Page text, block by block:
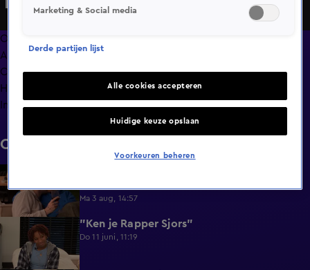
Overzicht
Afleveringen
Clips
Hoe is het nu met?
Info
Clips
6:32
Ma 3 aug, 14:57
0:49 "Ken je Rapper Sjors"
Do 11 juni, 11:19
Marketing & Social media
Derde partijen lijst
Alle cookies accepteren
Huidige keuze opslaan
Voorkeuren beheren